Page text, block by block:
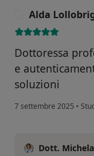
Alda
Dottoressa
e
soluzioni
7 settembre 2025 •
Dott.